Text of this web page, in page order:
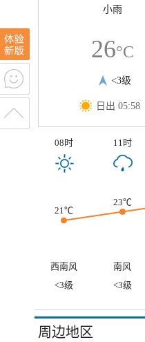
小雨
26°C
<3级
日出 05:58
08时 11时
21℃
23℃
西南风 南风
<3级
<3级
周边地区